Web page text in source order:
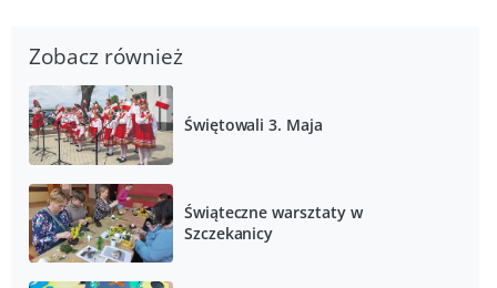
Zobacz również
Świętowali 3. Maja
Świąteczne warsztaty w
Szczekanicy